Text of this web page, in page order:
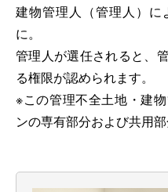
建物管理人（管理人）
に。
管理人が選任されると、
る権限が認められます。
※この管理不全土地・建
ンの専有部分および共用部